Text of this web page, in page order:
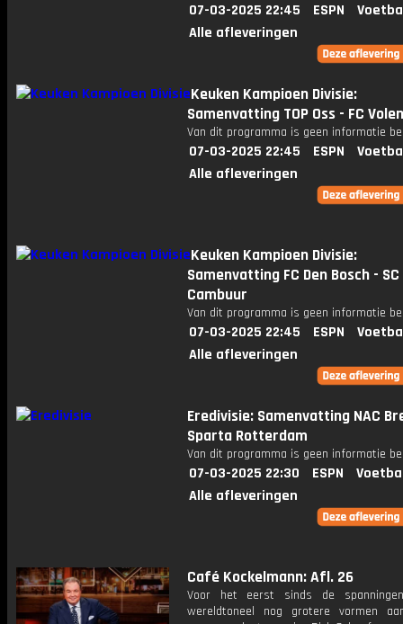
07-03-2025 22:45 ESPN
Alle afleveringen
Keuken Kampioen Divisie:
Samenvatting TOP Oss - FC
Van dit programma is geen informatie
07-03-2025 22:45 ESPN
Alle afleveringen
Keuken Kampioen Divisie:
Samenvatting FC Den Bosch - SC
Cambuur
Van dit programma is geen informatie
07-03-2025 22:45 ESPN
Alle afleveringen
Eredivisie: Samenvatting NAC
Sparta Rotterdam
Van dit programma is geen informatie
07-03-2025 22:30 ESPN
Alle afleveringen
Café Kockelmann: Afl. 26
Voor het eerst sinds de
wereldtoneel nog grotere vormen